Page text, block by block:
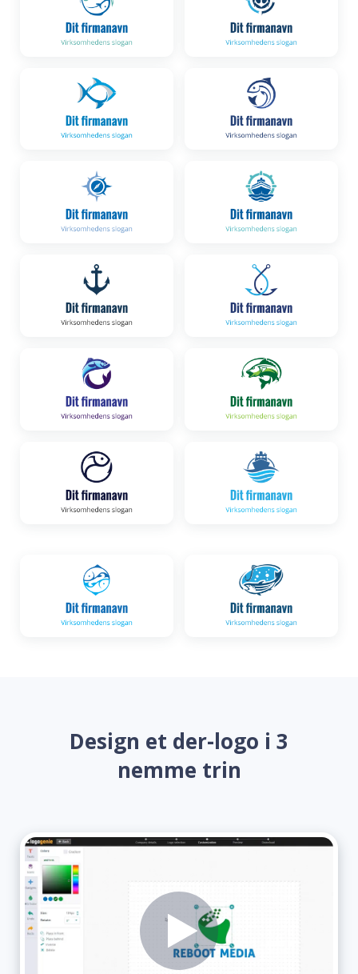
Design et der-logo i 3
nemme trin